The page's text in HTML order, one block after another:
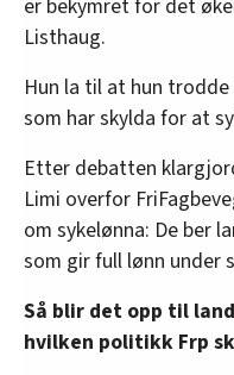
er bekymret for det
Listhaug.
Hun la til at hun
som har skylda for at
Etter debatten
Limi overfor
om sykelønna: De ber
som gir full lønn under
Så blir det opp til
hvilken politikk Frp